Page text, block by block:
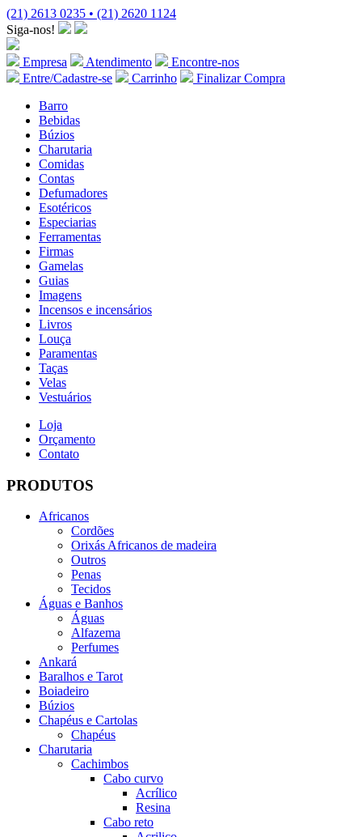
(21) 2613 0235 • (21) 2620 1124
Siga-nos!
Empresa Atendimento
Encontre-nos
Entre/Cadastre-se
Carrinho
Finalizar Compra
Barro
Bebidas
Búzios
Charutaria
Comidas
Contas
Defumadores
Esotéricos
Especiarias
Ferramentas
Firmas
Gamelas
Guias
Imagens
Incensos e incensários
Livros
Louça
Paramentas
Taças
Velas
Vestuários
Loja
Orçamento
Contato
PRODUTOS
Africanos
Cordões
Orixás Africanos de madeira
Outros
Penas
Tecidos
Águas e Banhos
Águas
Alfazema
Perfumes
Ankará
Baralhos e Tarot
Boiadeiro
Búzios
Chapéus e Cartolas
Chapéus
Charutaria
Cachimbos
Cabo curvo
Acrílico
Resina
Cabo reto